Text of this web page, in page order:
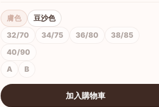
膚色
豆沙色
32/70
34/75 36/80
38/85
40/90
A
B
加入購物車